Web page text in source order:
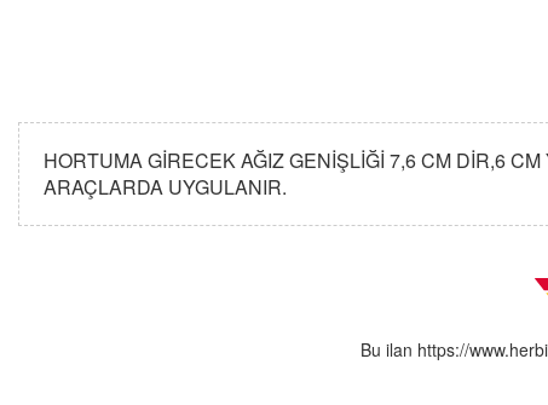
HORTUMA GİRECEK AĞIZ GENİŞLİĞİ 7,6 CM DİR,6
ARAÇLARDA UYGULANIR.
Bu ilan https://